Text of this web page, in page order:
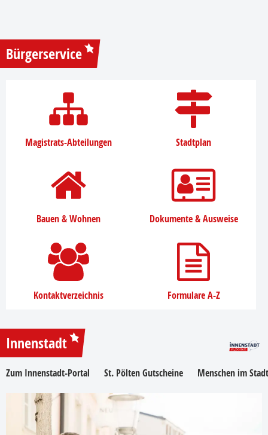
Bürgerservice
Magistrats-Abteilungen Stadtplan
Bauen & Wohnen Dokumente & Ausweise
Kontaktverzeichnis Formulare A-Z
Innenstadt
Zum Innenstadt-Portal St. Pölten Gutscheine Menschen im